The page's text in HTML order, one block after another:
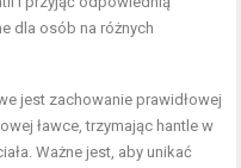
dla osób na różnych
jest zachowanie prawidłowej
ławce, trzymając hantle w
Ważne jest, aby unikać